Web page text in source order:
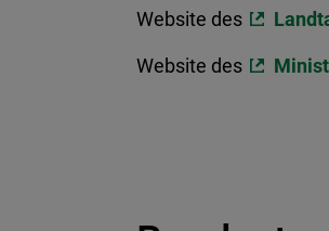
Website des
Website des